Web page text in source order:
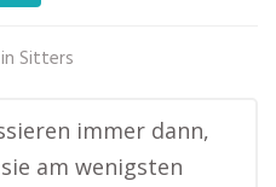
Sitters
immer dann,
am wenigsten